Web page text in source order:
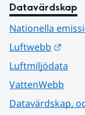
Datavärdskap
Nationella
Luftwebb
Luftmiljödata
VattenWebb
Datavärdskap,